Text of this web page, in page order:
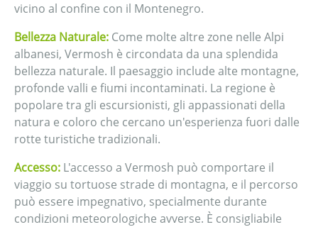
vicino al confine con il Montenegro.
Bellezza Naturale: Come molte altre zone nelle Alpi
albanesi, Vermosh è circondata da una splendida
bellezza naturale. Il paesaggio include alte montagne,
profonde valli e fiumi incontaminati. La regione è
popolare tra gli escursionisti, gli appassionati della
natura e coloro che cercano un'esperienza fuori dalle
rotte turistiche tradizionali.
Accesso: L'accesso a Vermosh può comportare il
viaggio su tortuose strade di montagna, e il percorso
può essere impegnativo, specialmente durante
condizioni meteorologiche avverse. È consigliabile